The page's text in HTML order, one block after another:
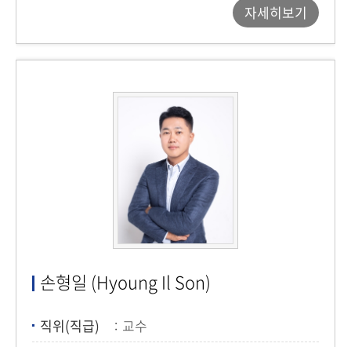
자세히보기
손형일 (Hyoung Il Son)
직위(직급) 교수